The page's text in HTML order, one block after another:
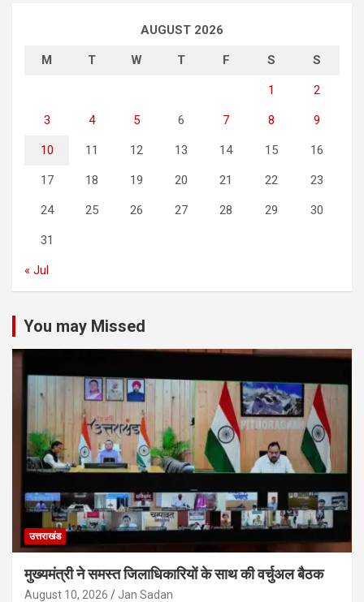
AUGUST 2026
M T W T F S S
1 2
3 4 5 6 7 8 9
10 11 12 13 14 15 16
17 18 19 20 21 22 23
24 25 26 27 28 29 30
31
« Jul
You may Missed
उत्तराखंड
मुख्यमंत्री ने समस्त जिलाधिकारियों के साथ की वर्चुअल बैठक
August 10, 2026 Jan Sadan